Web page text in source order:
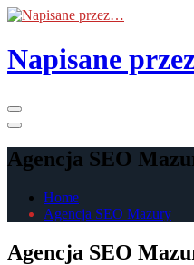
Skip
the
content
Napisane
Agencja SEO
Home
Agencja SEO Mazury
Agencja SEO